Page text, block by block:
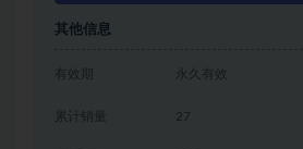
其他信息
有效期 永久有效
累计销量 27